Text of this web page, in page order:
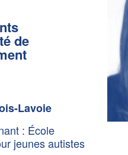
de
Lavoie
: École
jeunes autistes